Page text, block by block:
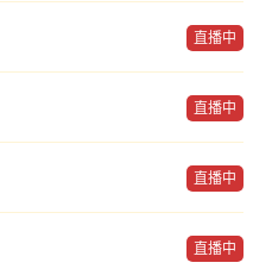
直播中
直播中
直播中
直播中